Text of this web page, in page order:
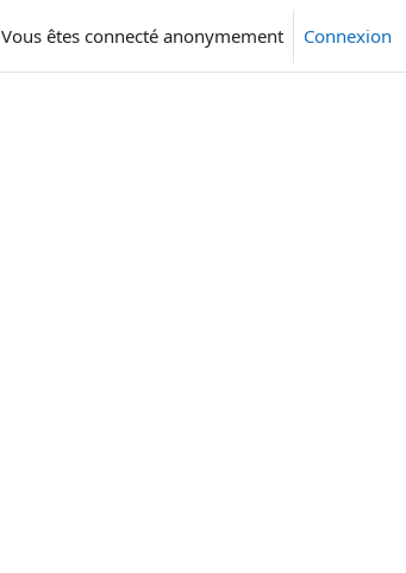
Vous êtes connecté anonymement Connexion